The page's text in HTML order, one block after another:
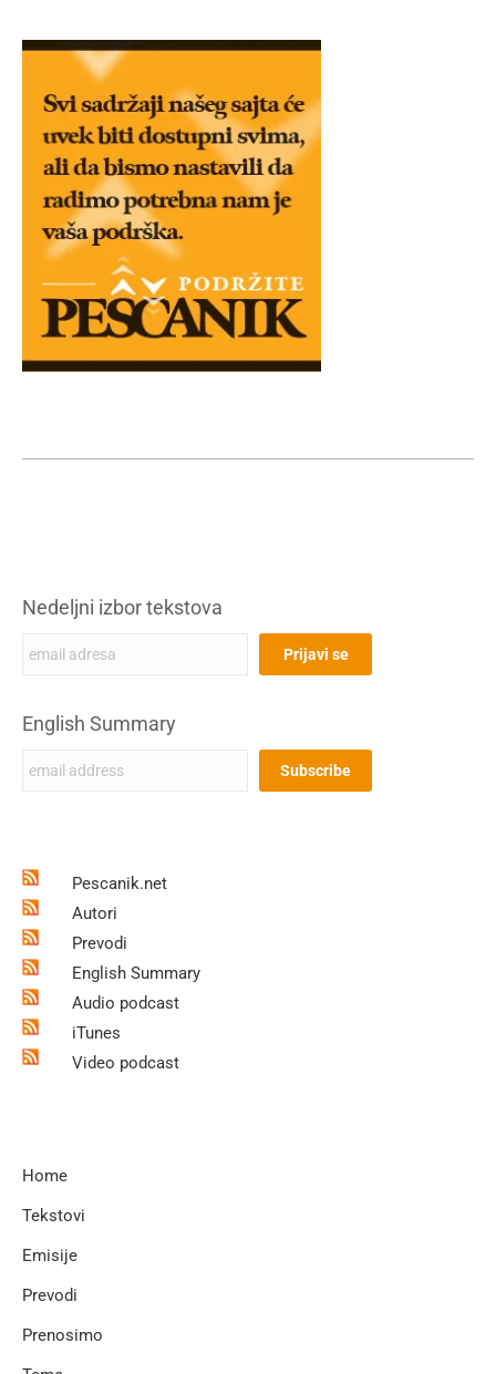
Nedeljni izbor tekstova
English Summary
Pescanik.net
Autori
Prevodi
English Summary
Audio podcast
iTunes
Video podcast
Home
Tekstovi
Emisije
Prevodi
Prenosimo